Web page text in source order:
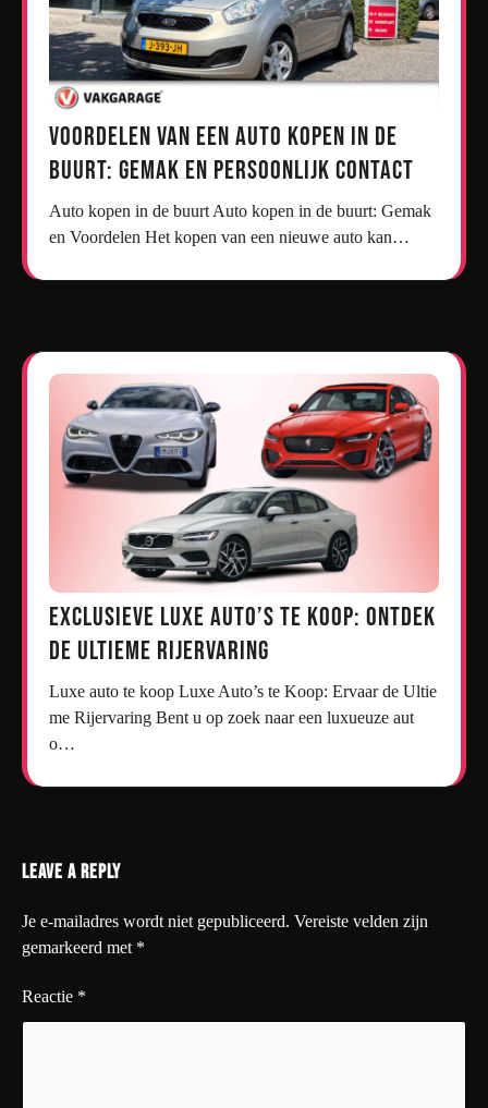
Voordelen van een Auto Kopen in de
Buurt: Gemak en Persoonlijk Contact
Auto kopen in de buurt Auto kopen in de buurt: Gemak
en Voordelen Het kopen van een nieuwe auto kan…
Exclusieve Luxe Auto’s te Koop: Ontdek
de Ultieme Rijervaring
Luxe auto te koop Luxe Auto’s te Koop: Ervaar de Ultie
me Rijervaring Bent u op zoek naar een luxueuze aut
o…
Leave a Reply
Je e-mailadres wordt niet gepubliceerd. Vereiste velden zijn
gemarkeerd met *
Reactie *